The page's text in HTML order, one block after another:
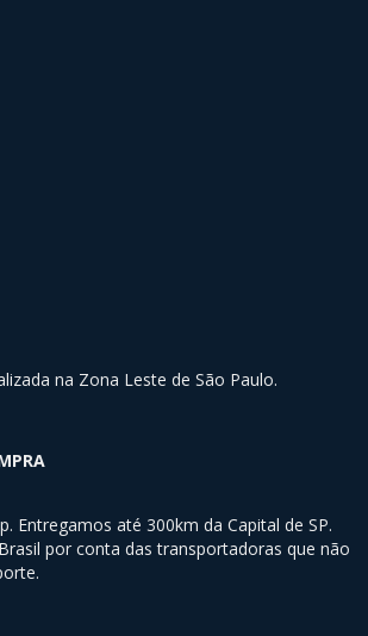
na Zona Leste de São Paulo.
Entregamos até 300km da Capital de SP.
por conta das transportadoras que não